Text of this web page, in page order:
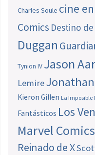
Charles Soule cine
Comics Destino de
Duggan
Tynion IV Jason
Lemire
Kieron Gillen La Imposible
Fantásticos Los
Marvel Comics
Reinado de X